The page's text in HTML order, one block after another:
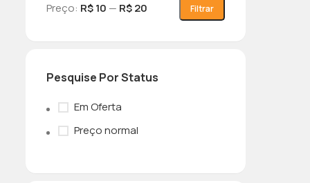
Filtrar
Preço: R$ 10 — R$ 20
Pesquise Por Status
Em Oferta
Preço normal